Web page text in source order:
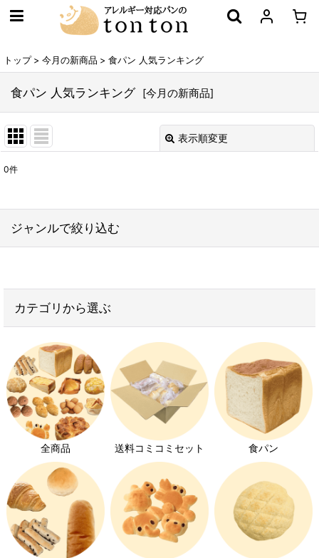
トップ > 今月の新商品 > 食パン 人気ランキング
食パン 人気ランキング [今月の新商品]
表示順変更
在庫あり
絞り込む
0件
ジャンルで絞り込む
子供が喜ぶお菓子
学校給食用パン
おかずパン
無添加パン
ヴィーガンパン
離乳食におすすめのパン
お家でパン屋さん
大豆アレルギー対応
カテゴリから選ぶ
全商品 送料コミコミセット 食パン